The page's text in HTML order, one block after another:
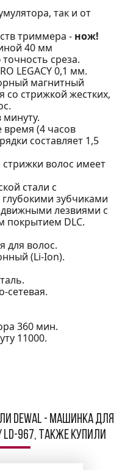
так и от
триммера - нож!
40 мм
среза.
LEGACY 0,1 мм.
магнитный
со стрижкой жестких,
(4 часов
составляет 1,5
волос имеет
стали с
зубчиками
лезвиями с
покрытием DLC.
для волос.
(Li-Ion).
сетевая.
360 мин.
11000.
Dewal - Машинка для
LD-967, также купили